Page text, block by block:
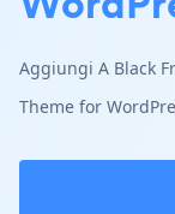
Aggiungi A Black
Theme for